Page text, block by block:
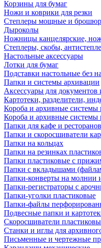
Корзины для бумаг
Ножи и коврики для резки
Степлеры мощные и
Дыроколы
Ножницы канцелярские,
Степлеры, скобы,
Настольные аксессуары
Лотки для бумаг
Подставки настольные без
Папки и системы архивации
Аксессуары для документов
Картотеки, разделители,
Короба и архивные системы
Короба и архивные системы
Папки для кафе и ресторанов
Папки и скоросшиватели
Папки на кольцах
Папки на резинках
Папки пластиковые с
Папки с вкладышами
Папки-конверты на молнии
Папки-регистраторы с
Папки-уголки пластиковые
Папки-файлы
Подвесные папки и
Скоросшиватели
Станки и иглы для
Письменные и чертежные